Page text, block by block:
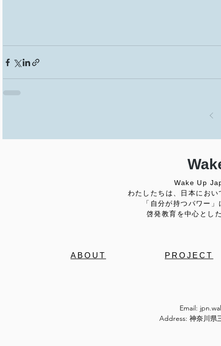
Wake Up
わたしたちは、日本にお
「自分が持つパワー
啓発教育を中心とし
ABOUT PROJECT
Email:
Address: 神奈川県